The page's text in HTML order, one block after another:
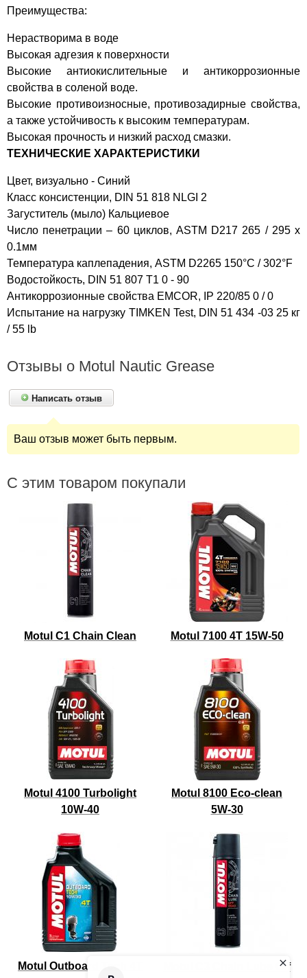
Преимущества:
Нерастворима в воде
Высокая адгезия к поверхности
Высокие антиокислительные и антикоррозионные
свойства в соленой воде.
Высокие противоизносные, противозадирные свойства,
а также устойчивость к высоким температурам.
Высокая прочность и низкий расход смазки.
ТЕХНИЧЕСКИЕ ХАРАКТЕРИСТИКИ
Цвет, визуально - Синий
Класс консистенции, DIN 51 818 NLGI 2
Загуститель (мыло) Кальциевое
Число пенетрации – 60 циклов, ASTM D217 265 / 295 х
0.1мм
Температура каплепадения, ASTM D2265 150°C / 302°F
Водостойкость, DIN 51 807 T1 0 - 90
Антикоррозионные свойства EMCOR, IP 220/85 0 / 0
Испытание на нагрузку TIMKEN Test, DIN 51 434 -03 25 кг
/ 55 lb
Отзывы о Motul Nautic Grease
Написать отзыв
Ваш отзыв может быть первым.
С этим товаром покупали
Motul C1 Chain Clean Motul 7100 4T 15W-50
Motul 4100 Turbolight
10W-40
Motul 8100 Eco-clean
5W-30
Motul Outboard Tech 4T
Motul C3 Chain Lube Off